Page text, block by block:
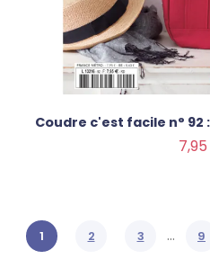
Coudre c'est facile n° 92
1 2 3 … 9